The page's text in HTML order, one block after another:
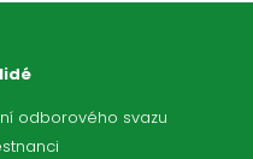
odborového svazu